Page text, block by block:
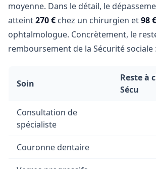
moyenne. Dans le détail, le
atteint270 € chez un chirurgien et98 €
ophtalmologue. Concrètement, le
remboursement de la Sécurité sociale :
Soin
Reste à
Sécu
Consultation de
spécialiste
Couronne dentaire